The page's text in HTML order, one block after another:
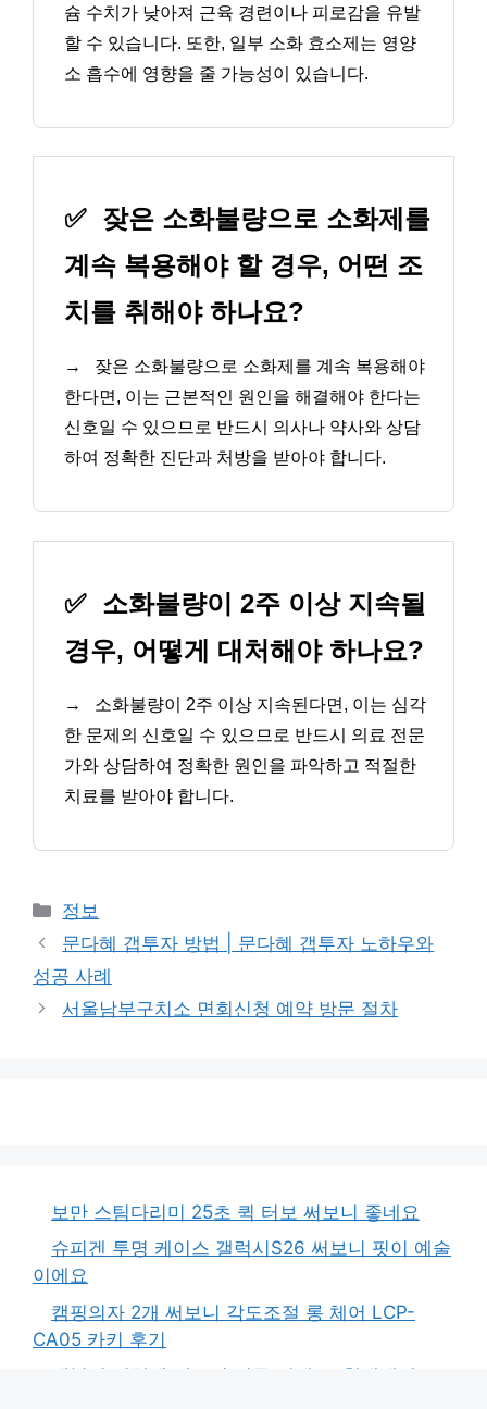
슘 수치가 낮아져 근육 경련이나 피로감을 유발
할 수 있습니다. 또한, 일부 소화 효소제는 영양
소 흡수에 영향을 줄 가능성이 있습니다.
✅ 잦은 소화불량으로 소화제를
계속 복용해야 할 경우, 어떤 조
치를 취해야 하나요?
→
잦은 소화불량으로 소화제를 계속 복용해야
한다면, 이는 근본적인 원인을 해결해야 한다는
신호일 수 있으므로 반드시 의사나 약사와 상담
하여 정확한 진단과 처방을 받아야 합니다.
✅ 소화불량이 2주 이상 지속될
경우, 어떻게 대처해야 하나요?
→
소화불량이 2주 이상 지속된다면, 이는 심각
한 문제의 신호일 수 있으므로 반드시 의료 전문
가와 상담하여 정확한 원인을 파악하고 적절한
치료를 받아야 합니다.
카
테
리
정보
문다혜 갭투자 방법 | 문다혜 갭투자 노하우와
성공 사례
서울남부구치소 면회신청 예약 방문 절차
보만 스팀다리미 25초 퀵 터보 써보니 좋네요
슈피겐 투명 케이스 갤럭시S26 써보니 핏이 예술
이에요
캠핑의자 2개 써보니 각도조절 롱 체어 LCP-
CA05 카키 후기
태블릿 거치대 써보니 너무 편해요, 침대에서도